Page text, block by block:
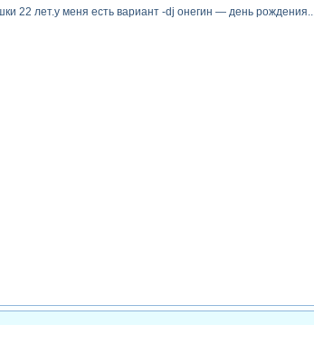
22 лет.у меня есть вариант -dj онегин — день